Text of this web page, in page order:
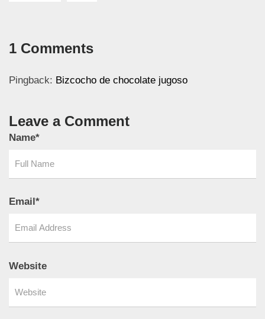
1 Comments
Pingback: Bizcocho de chocolate jugoso
Leave a Comment
Name*
Email *
Website